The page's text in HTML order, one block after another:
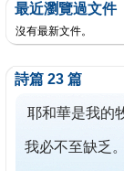
最近瀏覽過文件
沒有最新文件。
詩篇 23 篇
耶和華是我的
我必不至缺乏。
迄今已篩檢出